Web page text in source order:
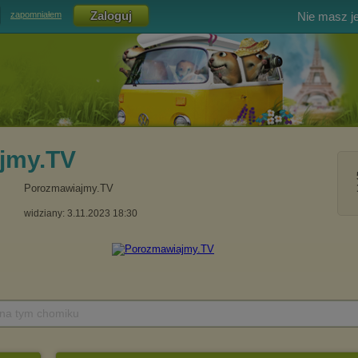
zapomniałem Nie masz
Porozmawiajmy.TV
widziany: 3.11.2023 18:30